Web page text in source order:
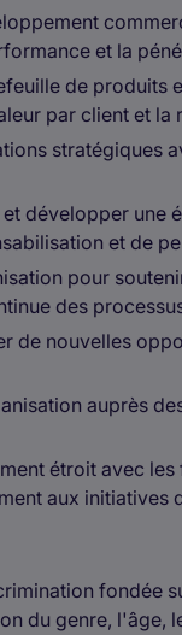
et la
de produits
par client et la
stratégiques
développer une
et de
pour
des
de nouvelles
auprès
étroit avec
aux initiatives
fondée
du genre, l'âge,